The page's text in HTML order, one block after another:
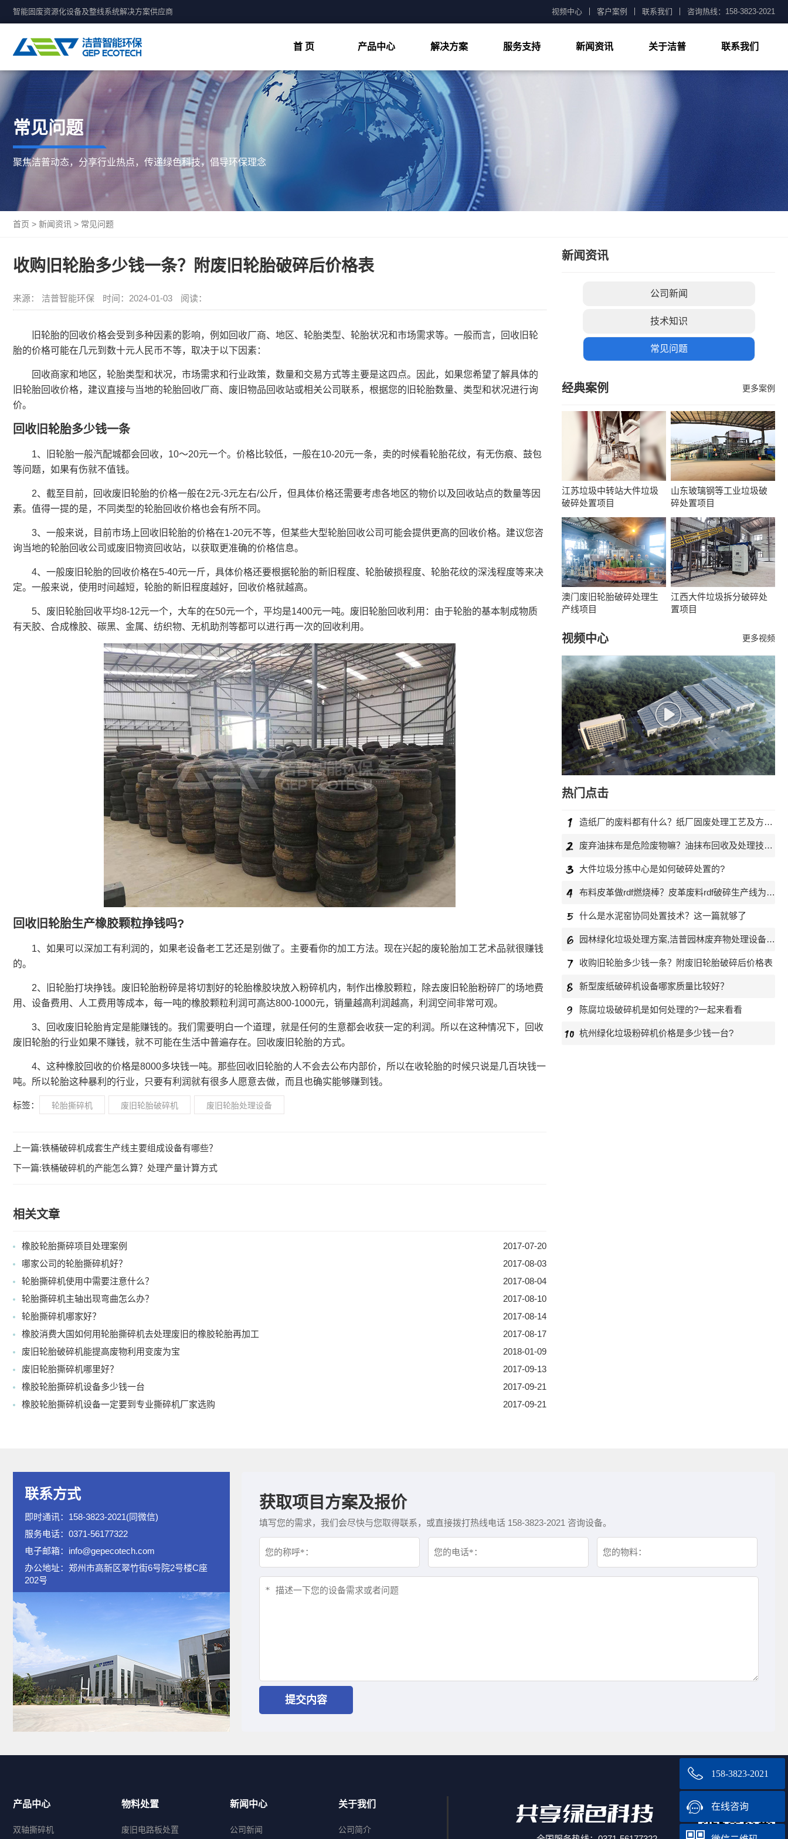
智能固废资源化设备及整线系统解决方案供应商 视频中心 客户案例 联系我们 咨询热线：158-3823-2021
首 页 产品中心
双轴撕碎机
细破碎机
粗破碎机
解决方案
物料处置
客户案例
视频中心
服务支持 新闻资讯 关于洁普 联系我们
常见问题
聚焦洁普动态，分享行业热点，传递绿色科技，倡导环保理念
首页 > 新闻资讯 > 常见问题
收购旧轮胎多少钱一条？附废旧轮胎破碎后价格表
来源： 洁普智能环保 时间：2024-01-03 阅读：
旧轮胎的回收价格会受到多种因素的影响，例如回收厂商、地区、轮胎类型、轮胎状况和市场需求等。一般而言，回收旧轮
胎的价格可能在几元到数十元人民币不等，取决于以下因素：
回收商家和地区，轮胎类型和状况，市场需求和行业政策，数量和交易方式等主要是这四点。因此，如果您希望了解具体的
旧轮胎回收价格，建议直接与当地的轮胎回收厂商、废旧物品回收站或相关公司联系，根据您的旧轮胎数量、类型和状况进行询
价。
回收旧轮胎多少钱一条
1、旧轮胎一般汽配城都会回收，10～20元一个。价格比较低，一般在10-20元一条，卖的时候看轮胎花纹，有无伤痕、鼓包
等问题，如果有伤就不值钱。
2、截至目前，回收废旧轮胎的价格一般在2元-3元左右/公斤，但具体价格还需要考虑各地区的物价以及回收站点的数量等因
素。值得一提的是，不同类型的轮胎回收价格也会有所不同。
3、一般来说，目前市场上回收旧轮胎的价格在1-20元不等，但某些大型轮胎回收公司可能会提供更高的回收价格。建议您咨
询当地的轮胎回收公司或废旧物资回收站，以获取更准确的价格信息。
4、一般废旧轮胎的回收价格在5-40元一斤，具体价格还要根据轮胎的新旧程度、轮胎破损程度、轮胎花纹的深浅程度等来决
定。一般来说，使用时间越短，轮胎的新旧程度越好，回收价格就越高。
5、废旧轮胎回收平均8-12元一个，大车的在50元一个，平均是1400元一吨。废旧轮胎回收利用：由于轮胎的基本制成物质
有天胶、合成橡胶、碳黑、金属、纺织物、无机助剂等都可以进行再一次的回收利用。
回收旧轮胎生产橡胶颗粒挣钱吗?
1、如果可以深加工有利润的，如果老设备老工艺还是别做了。主要看你的加工方法。现在兴起的废轮胎加工艺术品就很赚钱
的。
2、旧轮胎打块挣钱。废旧轮胎粉碎是将切割好的轮胎橡胶块放入粉碎机内，制作出橡胶颗粒，除去废旧轮胎粉碎厂的场地费
用、设备费用、人工费用等成本，每一吨的橡胶颗粒利润可高达800-1000元，销量越高利润越高，利润空间非常可观。
3、回收废旧轮胎肯定是能赚钱的。我们需要明白一个道理，就是任何的生意都会收获一定的利润。所以在这种情况下，回收
废旧轮胎的行业如果不赚钱，就不可能在生活中普遍存在。回收废旧轮胎的方式。
4、这种橡胶回收的价格是8000多块钱一吨。那些回收旧轮胎的人不会去公布内部价，所以在收轮胎的时候只说是几百块钱一
吨。所以轮胎这种暴利的行业，只要有利润就有很多人愿意去做，而且也确实能够赚到钱。
标签： 轮胎撕碎机 废旧轮胎破碎机 废旧轮胎处理设备
上一篇:铁桶破碎机成套生产线主要组成设备有哪些？
下一篇:铁桶破碎机的产能怎么算？处理产量计算方式
相关文章
橡胶轮胎撕碎项目处理案例
2017-07-20
哪家公司的轮胎撕碎机好？
2017-08-03
轮胎撕碎机使用中需要注意什么？
2017-08-04
轮胎撕碎机主轴出现弯曲怎么办？
2017-08-10
轮胎撕碎机哪家好？
2017-08-14
橡胶消费大国如何用轮胎撕碎机去处理废旧的橡胶轮胎再加工
2017-08-17
废旧轮胎破碎机能提高废物利用变废为宝
2018-01-09
废旧轮胎撕碎机哪里好？
2017-09-13
橡胶轮胎撕碎机设备多少钱一台
2017-09-21
橡胶轮胎撕碎机设备一定要到专业撕碎机厂家选购
2017-09-21
新闻资讯
公司新闻
技术知识
常见问题
经典案例 更多案例
江苏垃圾中转站大件垃圾
破碎处置项目
山东玻璃钢等工业垃圾破
碎处置项目
澳门废旧轮胎破碎处理生
产线项目
江西大件垃圾拆分破碎处
置项目
视频中心 更多视频
热门点击
造纸厂的废料都有什么？纸厂固废处理工艺及方案介绍
废弃油抹布是危险废物嘛？油抹布回收及处理技术介绍
大件垃圾分拣中心是如何破碎处置的?
布料皮革做rdf燃烧棒？皮革废料rdf破碎生产线为您助力
什么是水泥窑协同处置技术？这一篇就够了
园林绿化垃圾处理方案,洁普园林废弃物处理设备为您助力
收购旧轮胎多少钱一条？附废旧轮胎破碎后价格表
新型废纸破碎机设备哪家质量比较好？
陈腐垃圾破碎机是如何处理的?一起来看看
杭州绿化垃圾粉碎机价格是多少钱一台?
联系方式
即时通讯：158-3823-2021(同微信)
服务电话：0371-56177322
电子邮箱：info@gepecotech.com
办公地址：郑州市高新区翠竹街6号院2号楼C座
202号
获取项目方案及报价
填写您的需求，我们会尽快与您取得联系，或直接拨打热线电话 158-3823-2021 咨询设备。
产品中心
双轴撕碎机
物料处置
废旧电路板处置
新闻中心
公司新闻
关于我们
公司简介
158-3823-2021
在线咨询